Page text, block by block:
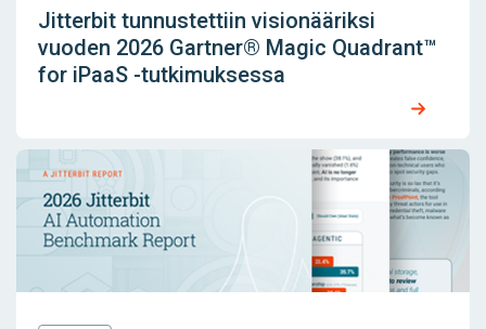
Jitterbit tunnustettiin visionääriksi
vuoden 2026 Gartner® Magic Quadrant™
for iPaaS -tutkimuksessa